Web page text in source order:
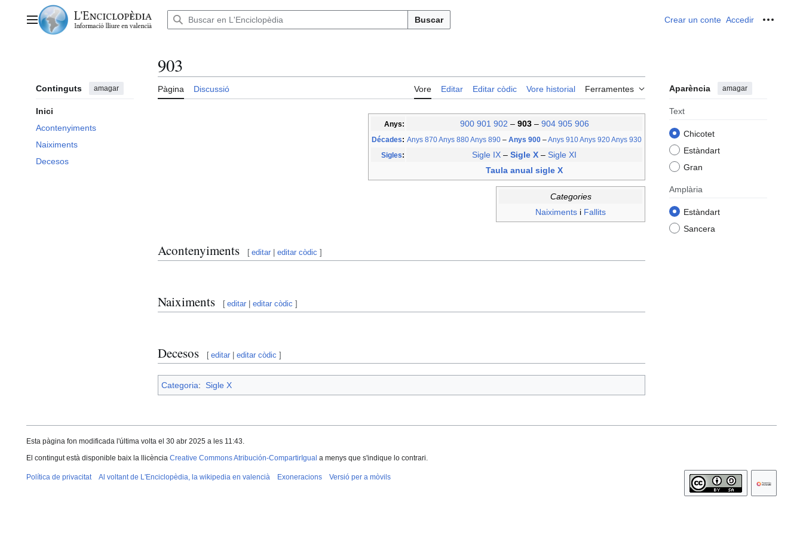
contingutMenú principal Buscar Crear un conte Accedir
Continguts amagar
Inici
Acontenyiments
Naiximents
Decesos
903
Pàgina Discussió Vore Editar Editar còdic Vore historial Ferramentes Aparència amagar
Text
Chicotet
Estàndart
Gran
Amplària
Estàndart
Sancera
Anys: 900 901 902 – 903 – 904 905 906
Décades: Anys 870Anys 880Anys 890 – Anys 900 –Anys 910Anys 920Anys 930
Sigles: Sigle IX – Sigle X – Sigle XI
Taula anual sigle X
Categories
Naiximents i Fallits
Acontenyiments [ editar |editar còdic ]
Naiximents [ editar |editar còdic ]
Decesos [ editar |editar còdic ]
Categoria: Sigle X
Esta pàgina fon modificada l'última volta el 30 abr 2025 a les 11:43.
El contingut està disponible baix la llicència Creative Commons Atribución-CompartirIgual a menys que s'indique lo contrari.
Política de privacitat Al voltant de L'Enciclopèdia, la wikipedia en valencià Exoneracions Versió per a mòvils